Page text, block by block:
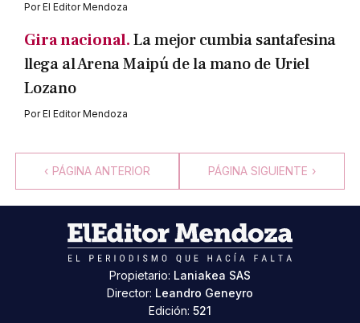
PorEl Editor Mendoza
Gira nacional.La mejor cumbia santafesina
llega al Arena Maipú de la mano de Uriel
Lozano
PorEl Editor Mendoza
‹ PÁGINA ANTERIOR PÁGINA SIGUIENTE ›
Propietario: Laniakea SAS
Director: Leandro Geneyro
Edición: 521